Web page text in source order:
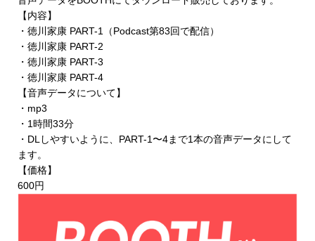
【内容】
・徳川家康 PART-1（Podcast第83回で配信）
・徳川家康 PART-2
・徳川家康 PART-3
・徳川家康 PART-4
【音声データについて】
・mp3
・1時間33分
・DLしやすいように、PART-1〜4まで1本の音声データにして
ます。
【価格】
600円